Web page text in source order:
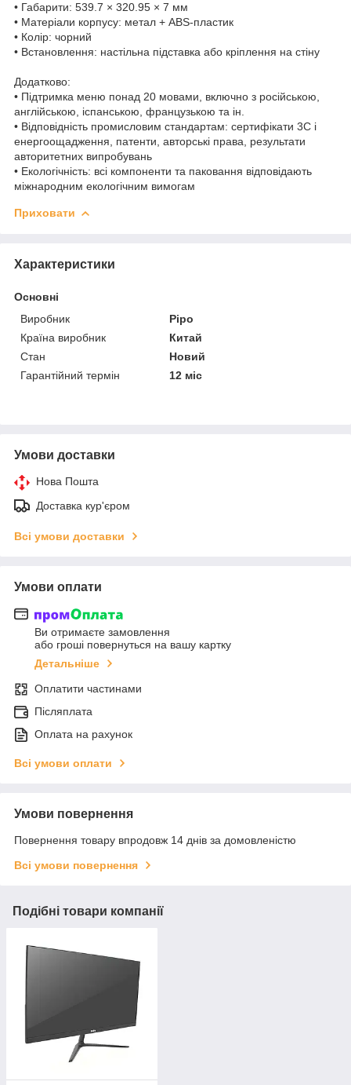
• Габарити: 539.7 × 320.95 × 7 мм
• Матеріали корпусу: метал + ABS-пластик
• Колір: чорний
• Встановлення: настільна підставка або кріплення на стіну
Додатково:
• Підтримка меню понад 20 мовами, включно з російською,
англійською, іспанською, французькою та ін.
• Відповідність промисловим стандартам: сертифікати 3C і
енергоощадження, патенти, авторські права, результати
авторитетних випробувань
• Екологічність: всі компоненти та паковання відповідають
міжнародним екологічним вимогам
Приховати
Характеристики
Основні
Виробник
Pipo
Країна виробник
Китай
Стан
Новий
Гарантійний термін
12 міс
Умови доставки
Нова Пошта
Доставка кур'єром
Всі умови доставки
Умови оплати
Ви отримаєте замовлення
або гроші повернуться на вашу картку
Детальніше
Оплатити частинами
Післяплата
Оплата на рахунок
Всі умови оплати
Умови повернення
Повернення товару впродовж 14 днів за домовленістю
Всі умови повернення
Подібні товари компанії